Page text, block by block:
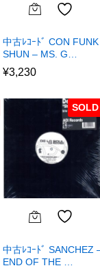
中古ﾚｺｰﾄﾞ CON FUNK
SHUN – MS. G…
¥3,230
SOLD
中古ﾚｺｰﾄﾞ SANCHEZ
END OF THE …